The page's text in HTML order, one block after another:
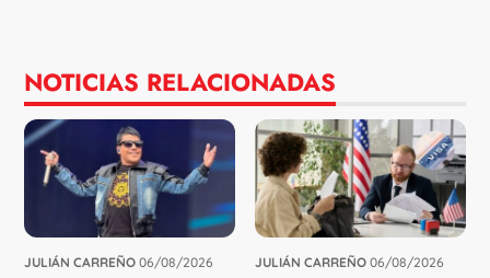
NOTICIAS RELACIONADAS
JULIÁN CARREÑO 06/08/2026 JULIÁN CARREÑO 06/08/2026